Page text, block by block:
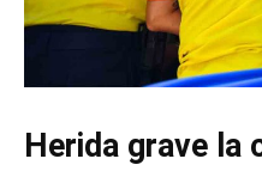
Herida grave la